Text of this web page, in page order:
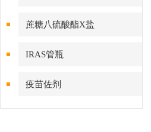
蔗糖八硫酸酯X盐
IRAS管瓶
疫苗佐剂